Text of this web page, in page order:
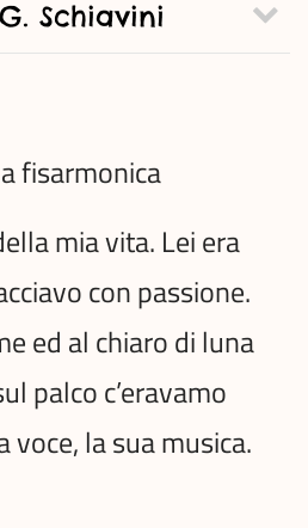
Schiavini
fisarmonica
mia vita. Lei era
con passione.
ed al chiaro di luna
palco c’eravamo
voce, la sua musica.